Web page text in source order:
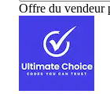
Offre du vendeur